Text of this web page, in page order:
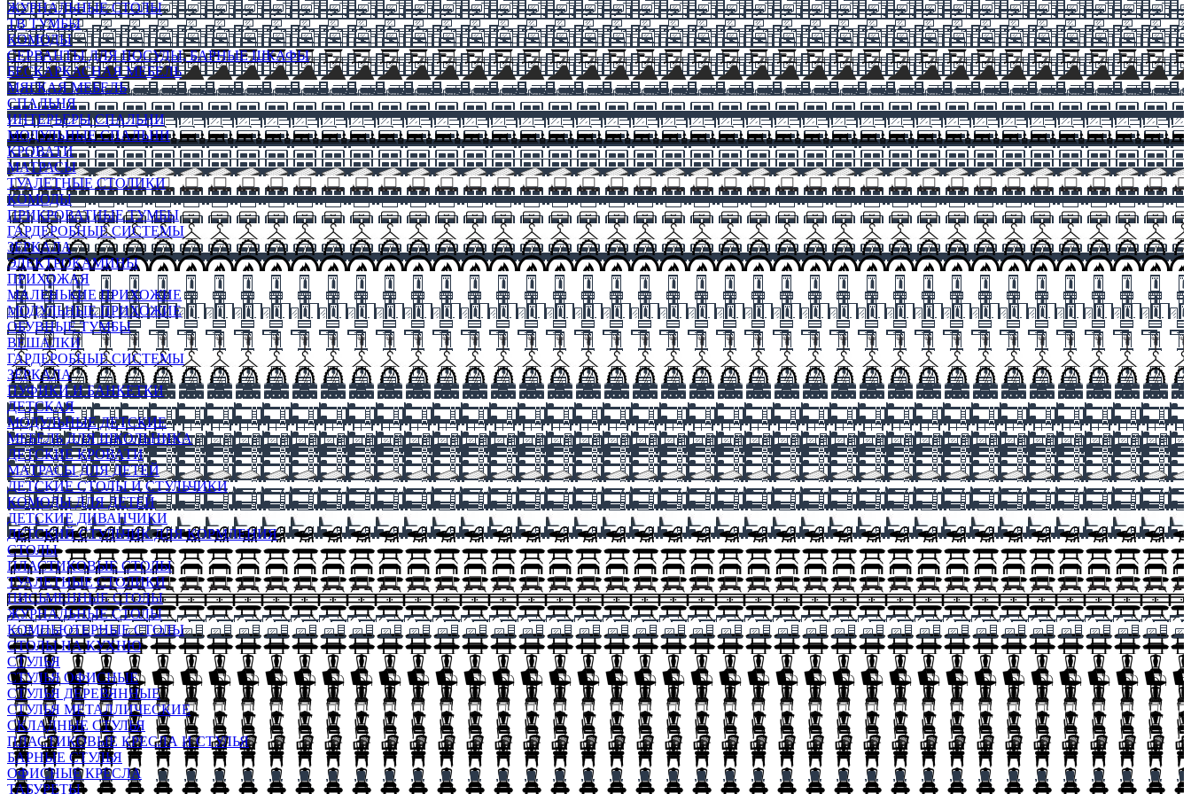
ЖУРНАЛЬНЫЕ СТОЛЫ
ТВ ТУМБЫ
КОМОДЫ
СЕРВАНТЫ ДЛЯ ПОСУДЫ, БАРНЫЕ ШКАФЫ
БЕСКАРКАСНАЯ МЕБЕЛЬ
МЯГКАЯ МЕБЕЛЬ
СПАЛЬНЯ
ИНТЕРЬЕРЫ СПАЛЬНИ
МОДУЛЬНЫЕ СПАЛЬНИ
КРОВАТИ
МАТРАСЫ
ТУАЛЕТНЫЕ СТОЛИКИ
КОМОДЫ
ПРИКРОВАТНЫЕ ТУМБЫ
ГАРДЕРОБНЫЕ СИСТЕМЫ
ЗЕРКАЛА
ЭЛЕКТРОКАМИНЫ
ПРИХОЖАЯ
МАЛЕНЬКИЕ ПРИХОЖИЕ
МОДУЛЬНЫЕ ПРИХОЖИЕ
ОБУВНЫЕ ТУМБЫ
ВЕШАЛКИ
ГАРДЕРОБНЫЕ СИСТЕМЫ
ЗЕРКАЛА
ПУФИКИ И БАНКЕТКИ
ДЕТСКАЯ
МОДУЛЬНЫЕ ДЕТСКИЕ
МЕБЕЛЬ ДЛЯ ШКОЛЬНИКА
ДЕТСКИЕ КРОВАТИ
МАТРАСЫ ДЛЯ ДЕТЕЙ
ДЕТСКИЕ СТОЛЫ И СТУЛЬЧИКИ
КОМОДЫ ДЛЯ ДЕТЕЙ
ДЕТСКИЕ ДИВАНЧИКИ
ДЕТСКИЙ СТУЛЬЧИК ДЛЯ КОРМЛЕНИЯ
СТОЛЫ
ПЛАСТИКОВЫЕ СТОЛЫ
ТУАЛЕТНЫЕ СТОЛИКИ
ПИСЬМЕННЫЕ СТОЛЫ
ЖУРНАЛЬНЫЕ СТОЛЫ
КОМПЬЮТЕРНЫЕ СТОЛЫ
СТОЛЫ НА КУХНЮ
СТУЛЬЯ
СТУЛЬЯ ОФИСНЫЕ
СТУЛЬЯ ДЕРЕВЯННЫЕ
СТУЛЬЯ МЕТАЛЛИЧЕСКИЕ
СКЛАДНЫЕ СТУЛЬЯ
ПЛАСТИКОВЫЕ КРЕСЛА И СТУЛЬЯ
БАРНЫЕ СТУЛЬЯ
ОФИСНЫЕ КРЕСЛА
ТАБУРЕТЫ